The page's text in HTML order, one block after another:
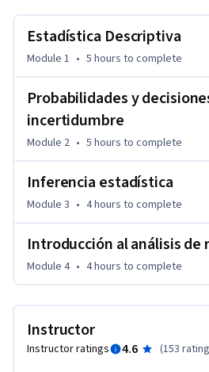
otras dimensiones que entran en
formular bien el problema,
información. En este sentido, el
través de herramientas técnicas.
A lo largo de este curso el alumno
cuantitativas para la toma de
negocios en Excel. El foco está en
de herramientas básicas de análisis
comprenda en qué consisten, cuál
aplicaciones.
Estadística Descriptiva
Module 1 • 5 hours to complete
Probabilidades y
incertidumbre
Module 2 • 5 hours to complete
Inferencia estadística
Module 3 • 4 hours to complete
Introducción al análisis de
Module 4 • 4 hours to complete
Instructor
Instructor ratings 4.6 (153